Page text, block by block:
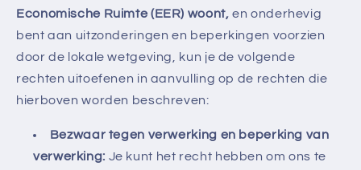
Economische Ruimte (EER) woont, en onderhevig
bent aan uitzonderingen en beperkingen voorzien
door de lokale wetgeving, kun je de volgende
rechten uitoefenen in aanvulling op de rechten die
hierboven worden beschreven:
Bezwaar tegen verwerking en beperking van
verwerking: Je kunt het recht hebben om ons te